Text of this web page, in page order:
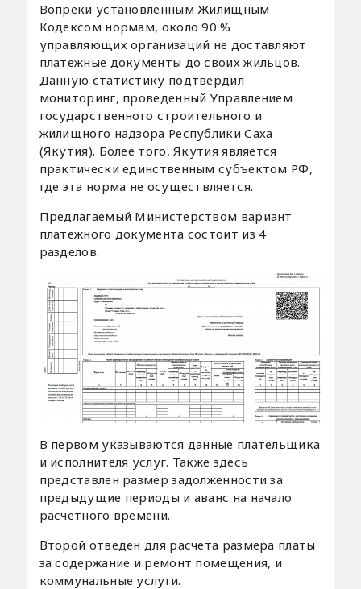
Вопреки установленным Жилищным
Кодексом нормам, около 90 %
управляющих организаций не доставляют
платежные документы до своих жильцов.
Данную статистику подтвердил
мониторинг, проведенный Управлением
государственного строительного и
жилищного надзора Республики Саха
(Якутия). Более того, Якутия является
практически единственным субъектом РФ,
где эта норма не осуществляется.
Предлагаемый Министерством вариант
платежного документа состоит из 4
разделов.
В первом указываются данные плательщика
и исполнителя услуг. Также здесь
представлен размер задолженности за
предыдущие периоды и аванс на начало
расчетного времени.
Второй отведен для расчета размера платы
за содержание и ремонт помещения, и
коммунальные услуги.